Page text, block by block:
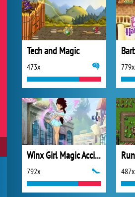
Tech and Magic
473x 779x
Winx Girl Magic Accident
792x 487x